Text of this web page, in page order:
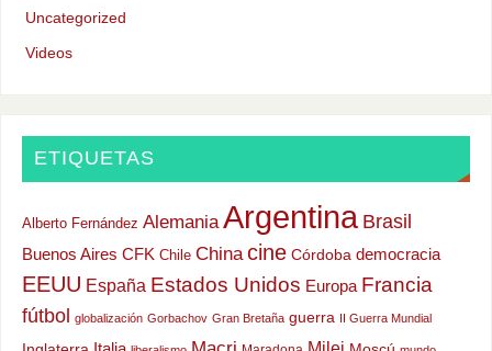
Uncategorized
Videos
ETIQUETAS
Alberto Fernández Alemania Argentina Brasil
Buenos Aires CFK Chile China cine Córdoba democracia
EEUU España Estados Unidos Europa Francia
fútbol globalización Gorbachov Gran Bretaña guerra II Guerra Mundial